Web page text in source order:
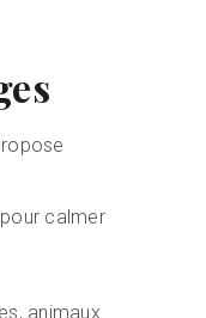
calmer
animaux